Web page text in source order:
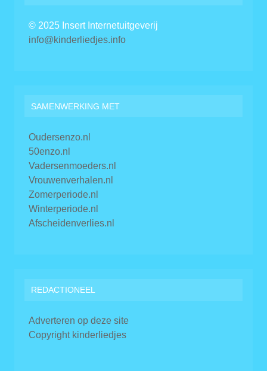
© 2025 Insert Internetuitgeverij
info@kinderliedjes.info
SAMENWERKING MET
Oudersenzo.nl
50enzo.nl
Vadersenmoeders.nl
Vrouwenverhalen.nl
Zomerperiode.nl
Winterperiode.nl
Afscheidenverlies.nl
REDACTIONEEL
Adverteren op deze site
Copyright kinderliedjes